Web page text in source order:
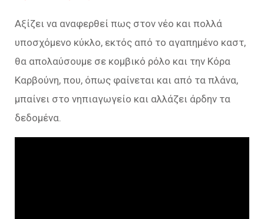
Αξίζει να αναφερθεί πως στον νέο και πολλά
υποσχόμενο κύκλο, εκτός από το αγαπημένο καστ,
θα απολαύσουμε σε κομβικό ρόλο και την Κόρα
Καρβούνη, που, όπως φαίνεται και από τα πλάνα,
μπαίνει στο νηπιαγωγείο και αλλάζει άρδην τα
δεδομένα.